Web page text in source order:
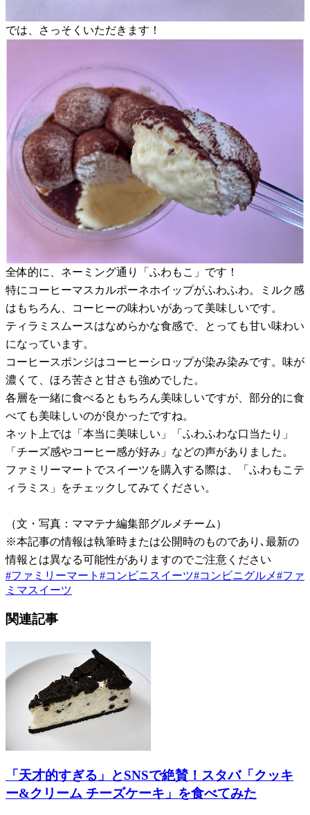
では、さっそくいただきます！
全体的に、ネーミング通り「ふわもこ」です！
特にコーヒーマスカルポーネホイップがふわふわ。ミルク感
はもちろん、コーヒーの味わいがあって美味しいです。
ティラミスムースはなめらかな食感で、とっても甘い味わい
になっています。
コーヒースポンジはコーヒーシロップが染み染みです。味が
濃くて、ほろ苦さと甘さも強めでした。
各層を一緒に食べるともちろん美味しいですが、部分的に食
べても美味しいのが良かったですね。
ネット上では「本当に美味しい」「ふわふわな口当たり」
「チーズ感やコーヒー感が好み」などの声がありました。
ファミリーマートでスイーツを購入する際は、「ふわもこテ
ィラミス」をチェックしてみてください。
（文・写真：ママテナ編集部グルメチーム）
※本記事の情報は執筆時または公開時のものであり､最新の
情報とは異なる可能性がありますのでご注意ください
#ファミリーマート #コンビニスイーツ#コンビニグルメ#ファ
ミマスイーツ
関連記事
「天才的すぎる」とSNSで絶賛！スタバ「クッキ
ー&クリーム チーズケーキ」を食べてみた